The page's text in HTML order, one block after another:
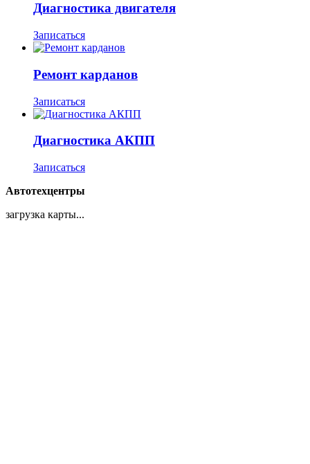
Диагностика двигателя
Записаться
Ремонт карданов
Записаться
Диагностика АКПП
Записаться
Автотехцентры
загрузка карты...